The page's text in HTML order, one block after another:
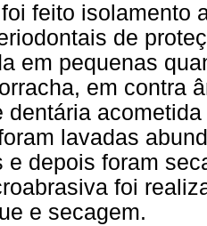
feito isolamento
de
em pequenas
em contra
dentária
lavadas
e depois foram
foi
e secagem.